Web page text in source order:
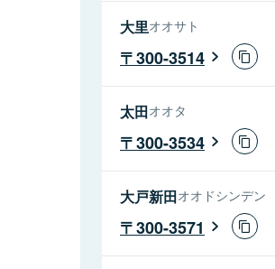
大里オオサト
300-3514
太田オオタ
300-3534
大戸新田オオドシンデン
300-3571